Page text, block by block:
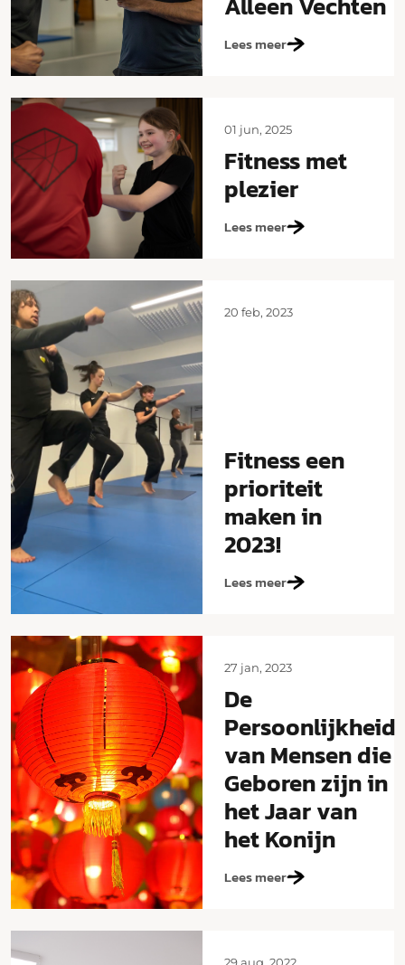
Lees meer
01 jun, 2025
Fitness met
plezier
Lees meer
20 feb, 2023
Fitness een
prioriteit
maken in
2023!
Lees meer
27 jan, 2023
De
Persoonlijkheid
van Mensen die
Geboren zijn in
het Jaar van
het Konijn
Lees meer